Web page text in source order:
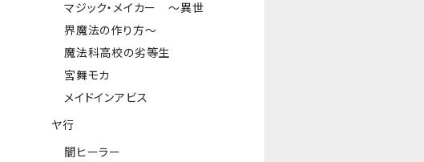
マジック・メイカー ～異世
界魔法の作り方～
魔法科高校の劣等生
宮舞モカ
メイドインアビス
ヤ行
闇ヒーラー